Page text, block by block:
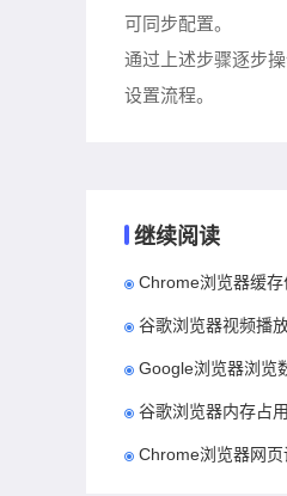
可同步配置。
通过上述步骤逐步
设置流程。
继续阅读
Chrome浏览器缓
谷歌浏览器视频播
Google浏览器浏览
谷歌浏览器内存占
Chrome浏览器网